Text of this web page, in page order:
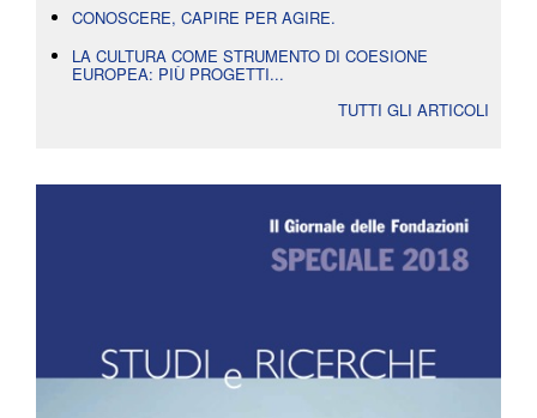
CONOSCERE, CAPIRE PER AGIRE.
LA CULTURA COME STRUMENTO DI COESIONE
EUROPEA: PIÙ PROGETTI...
TUTTI GLI ARTICOLI